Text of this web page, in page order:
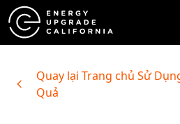
Quay lại Trang chủ Sử
Quả